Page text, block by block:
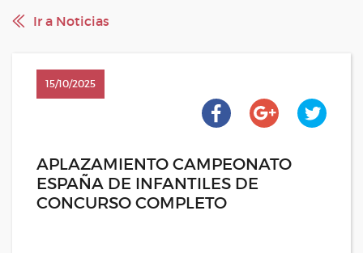
Ir a Noticias
15/10/2025
APLAZAMIENTO CAMPEONATO
ESPAÑA DE INFANTILES DE
CONCURSO COMPLETO